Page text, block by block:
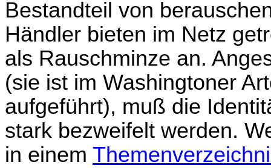
Bestandteil von
Händler bieten im Netz
als Rauschminze an.
(sie ist im Washingtoner
aufgeführt), muß die
stark bezweifelt werden.
in einem